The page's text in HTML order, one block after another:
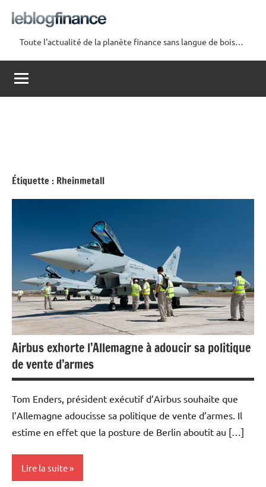
contenu
Le
Blog
Finance
Toute l'actualité de la planète finance sans langue de bois…
Étiquette : Rheinmetall
Airbus exhorte l’Allemagne à adoucir sa politique
de vente d’armes
Tom Enders, président exécutif d’Airbus souhaite que
l’Allemagne adoucisse sa politique de vente d’armes. Il
estime en effet que la posture de Berlin aboutit au […]
Lire la suite